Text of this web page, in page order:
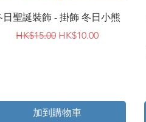
快速瀏覽
日聖誕裝飾 - 掛飾 冬日小熊
一般價格
HK$15.00 促銷價格
HK$10.00
加到購物車